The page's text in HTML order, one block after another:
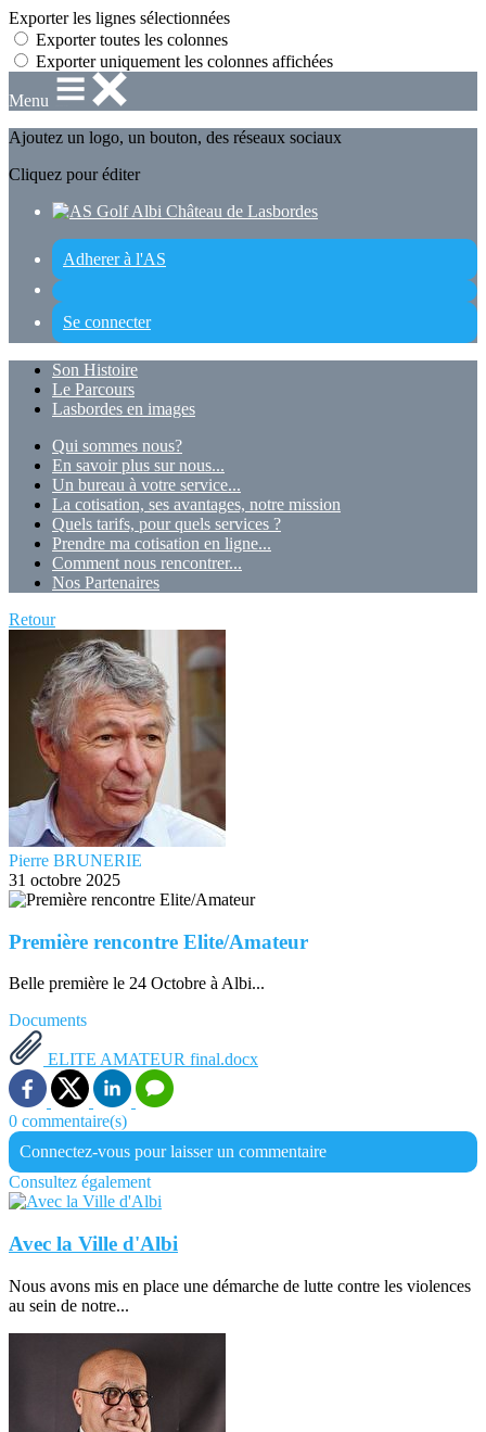
Exporter les lignes sélectionnées
Exporter toutes les colonnes
Exporter uniquement les colonnes affichées
Menu
Ajoutez un logo, un bouton, des réseaux sociaux
Cliquez pour éditer
Adherer à l'AS
Se connecter
Son Histoire
Le Parcours
Lasbordes en images
Qui sommes nous?
En savoir plus sur nous...
Un bureau à votre service...
La cotisation, ses avantages, notre mission
Quels tarifs, pour quels services ?
Prendre ma cotisation en ligne...
Comment nous rencontrer...
Nos Partenaires
Retour
Pierre BRUNERIE
31 octobre 2025
Première rencontre Elite/Amateur
Belle première le 24 Octobre à Albi...
Documents
ELITE AMATEUR final.docx
0 commentaire(s)
Connectez-vous pour laisser un commentaire
Consultez également
Avec la Ville d'Albi
Nous avons mis en place une démarche de lutte contre les violences
au sein de notre...